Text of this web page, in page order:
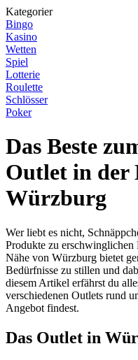
Kategorier
Bingo
Kasino
Wetten
Spiel
Lotterie
Roulette
Schlösser
Poker
Das Beste
Outlet in der
Würzburg
Wer liebt es nicht,
Produkte zu erschwinglichen
Nähe von Würzburg bietet
Bedürfnisse zu stillen und
diesem Artikel erfährst du
verschiedenen Outlets rund
Angebot findest.
Das Outlet in